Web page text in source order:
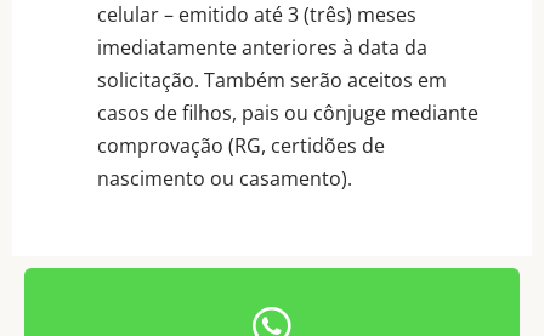
celular – emitido até 3 (três) meses
imediatamente anteriores à data da
solicitação. Também serão aceitos em
casos de filhos, pais ou cônjuge mediante
comprovação (RG, certidões de
nascimento ou casamento).